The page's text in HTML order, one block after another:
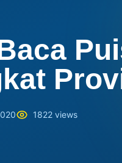
1822 views